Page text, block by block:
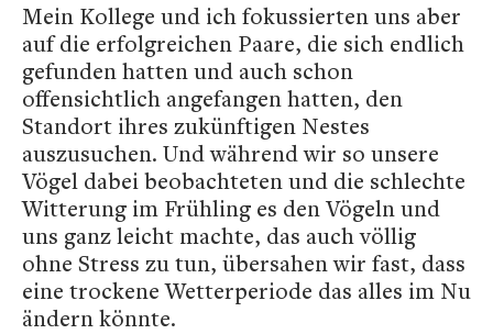
Mein Kollege und ich fokussierten uns aber
auf die erfolgreichen Paare, die sich endlich
gefunden hatten und auch schon
offensichtlich angefangen hatten, den
Standort ihres zukünftigen Nestes
auszusuchen. Und während wir so unsere
Vögel dabei beobachteten und die schlechte
Witterung im Frühling es den Vögeln und
uns ganz leicht machte, das auch völlig
ohne Stress zu tun, übersahen wir fast, dass
eine trockene Wetterperiode das alles im Nu
ändern könnte.